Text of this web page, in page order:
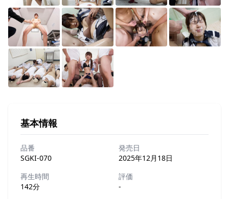
基本情報
品番
SGKI-070
発売日
2025年12月18日
再生時間
142分
評価
-